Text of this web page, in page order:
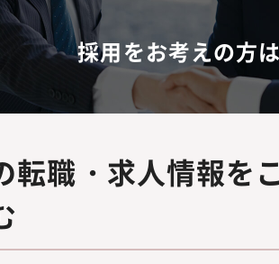
採用をお考えの方
転職・求人情報を